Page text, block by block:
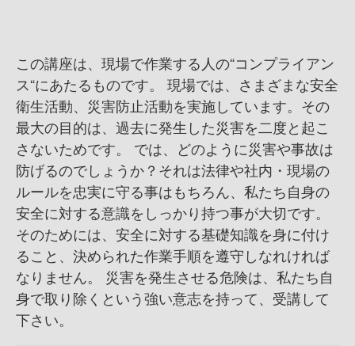
この講座は、現場で作業する人の“コンプライアン
ス“にあたるものです。 現場では、さまざまな安全
衛生活動、災害防止活動を実施しています。その
最大の目的は、過去に発生した災害を二度と起こ
さないためです。 では、どのように災害や事故は
防げるのでしょうか？それは法律や社内・現場の
ルールを忠実に守る事はもちろん、私たち自身の
安全に対する意識をしっかり持つ事が大切です。
そのためには、安全に対する基礎知識を身に付け
ること、決められた作業手順を遵守しなれければ
なりません。 災害を発生させる危険は、私たち自
身で取り除くという強い意志を持って、受講して
下さい。